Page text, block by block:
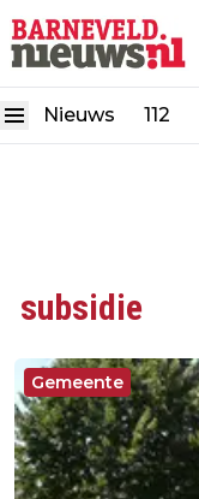
Nieuws 112
subsidie
Gemeente